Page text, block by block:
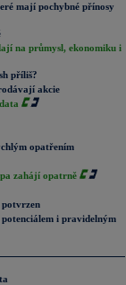
mají pochybné přínosy
na průmysl, ekonomiku i
příliš?
akcie
opatřením
zahájí opatrně
i pravidelným